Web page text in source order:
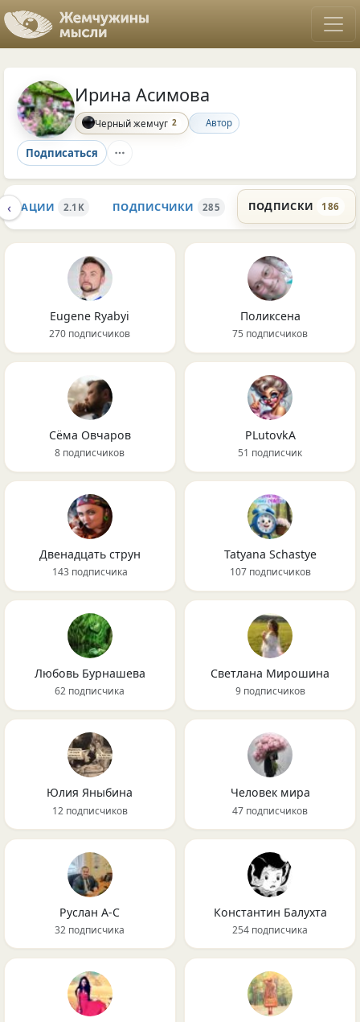
Ирина Асимова
Черный жемчуг 2 Автор
Подписаться
2.1K ПОДПИСЧИКИ 285 ПОДПИСКИ 186
‹
Eugene Ryabyi
270 подписчиков
Поликсена
75 подписчиков
Сёма Овчаров
8 подписчиков
PLutоvkА
51 подписчик
Двенадцать струн
143 подписчика
Tatyana Schastye
107 подписчиков
Любовь Бурнашева
62 подписчика
Светлана Мирошина
9 подписчиков
Юлия Яныбина
12 подписчиков
Человек мира
47 подписчиков
Руслан А-С
32 подписчика
Константин Балухта
254 подписчика